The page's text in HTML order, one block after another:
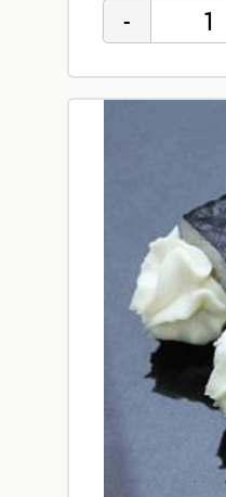
Основные
блюда,
Закуски
Топпинги
Напитки
Сладкое